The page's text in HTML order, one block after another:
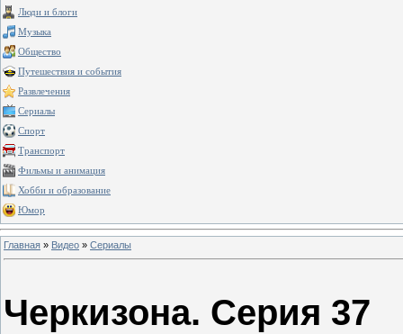
Люди и блоги
Музыка
Общество
Путешествия и события
Развлечения
Сериалы
Спорт
Транспорт
Фильмы и анимация
Хобби и образование
Юмор
Главная » Видео » Сериалы
Черкизона. Серия 37